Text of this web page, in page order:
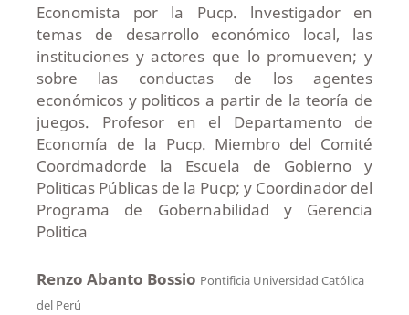
Economista por la Pucp. lnvestigador en
temas de desarrollo económico local, las
instituciones y actores que lo promueven; y
sobre las conductas de los agentes
económicos y politicos a partir de la teoría de
juegos. Profesor en el Departamento de
Economía de la Pucp. Miembro del Comité
Coordmadorde la Escuela de Gobierno y
Politicas Públicas de la Pucp; y Coordinador del
Programa de Gobernabilidad y Gerencia
Politica
Renzo Abanto Bossio Pontificia Universidad Católica
del Perú